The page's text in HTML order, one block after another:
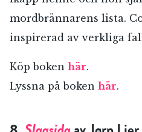
mordbrännarens lista.
inspirerad av verkliga
Köp boken här.
Lyssna på boken här.